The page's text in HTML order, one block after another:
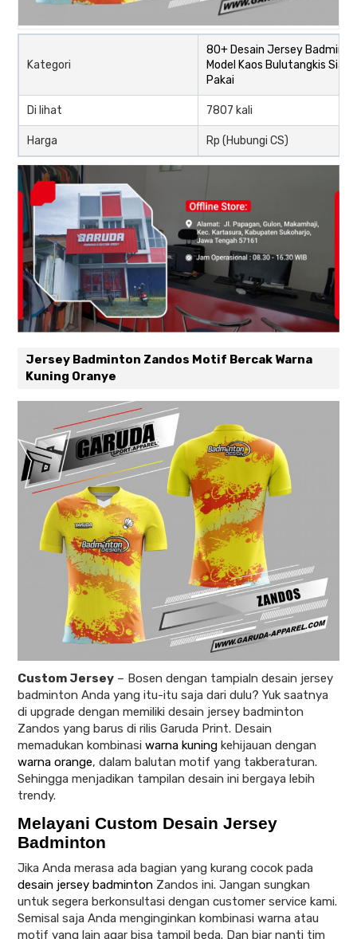
Kategori
80+ Desain Jersey
Model Kaos Bulutangkis Siap
Pakai
Di lihat 7807 kali
Harga Rp (Hubungi CS)
Jersey Badminton Zandos Motif Bercak Warna
Kuning Oranye
Custom Jersey – Bosen dengan tampialn desain jersey
badminton Anda yang itu-itu saja dari dulu? Yuk saatnya
di upgrade dengan memiliki desain jersey badminton
Zandos yang barus di rilis Garuda Print. Desain
memadukan kombinasi warna kuning kehijauan dengan
warna orange, dalam balutan motif yang takberaturan.
Sehingga menjadikan tampilan desain ini bergaya lebih
trendy.
Melayani Custom Desain Jersey
Badminton
Jika Anda merasa ada bagian yang kurang cocok pada
desain jersey badminton Zandos ini. Jangan sungkan
untuk segera berkonsultasi dengan customer service kami.
Semisal saja Anda menginginkan kombinasi warna atau
motif yang lain agar bisa tampil beda. Dan biar nanti tim